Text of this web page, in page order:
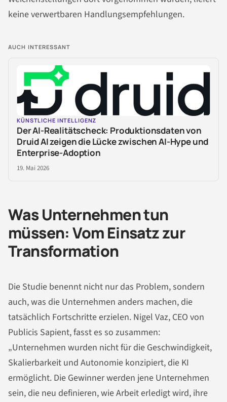
keine verwertbaren Handlungsempfehlungen.
AUCH INTERESSANT
KÜNSTLICHE INTELLIGENZ
Der AI-Realitätscheck: Produktionsdaten von
Druid AI zeigen die Lücke zwischen AI-Hype und
Enterprise-Adoption
19. Mai 2026
Was Unternehmen tun
müssen: Vom Einsatz zur
Transformation
Die Studie benennt nicht nur das Problem, sondern
auch, was die Unternehmen anders machen, die
tatsächlich Fortschritte erzielen. Nigel Vaz, CEO von
Publicis Sapient, fasst es so zusammen:
„Unternehmen wurden nicht für die Geschwindigkeit,
Skalierbarkeit und Autonomie konzipiert, die KI
ermöglicht. Die Gewinner werden jene Unternehmen
sein, die neu definieren, wie Arbeit erledigt wird, ihre